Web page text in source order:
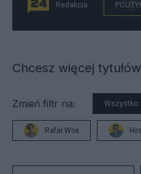
Redakcja
Chcesz więcej
Zmień filtr na: Wszystko
Rafał Woś